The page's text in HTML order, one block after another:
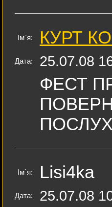
Ім`я: КУРТ
Дата: 25.07.08
ФЕСТ
Ім`я: Lisi4ka
Дата: 25.07.08